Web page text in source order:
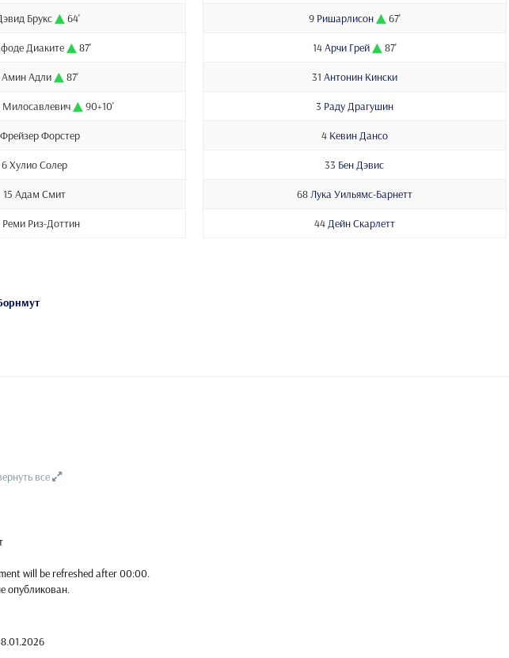
Брукс 64'
Диаките 87'
Амин Адли 87'
Милосавлевич 90+10'
Форстер
6 Хулио Солер
15 Адам Смит
Риз-Доттин
9 Ришарлисон 67'
14Арчи Грей 87'
31 Антонин Кински
3 Раду Драгушин
4 Кевин Дансо
33 Бен Дэвис
68Лука Уильямс-Барнетт
44Дейн Скарлетт
все
will be refreshed after00:00.
опубликован.